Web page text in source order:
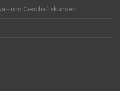
und Geschäftskunden